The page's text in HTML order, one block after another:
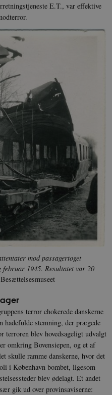
E.T., var effektive
mod passagertoget
februar 1945. Resultatet var 20
terror chokerede danskerne
stemning, der prægede
terroren blev hovedsageligt udvalgt
omkring Bovensiepen, og et af
skulle ramme danskerne, hvor det
i København bombet, ligesom
blev ødelagt. Et andet
gik ud over provinsaviserne: